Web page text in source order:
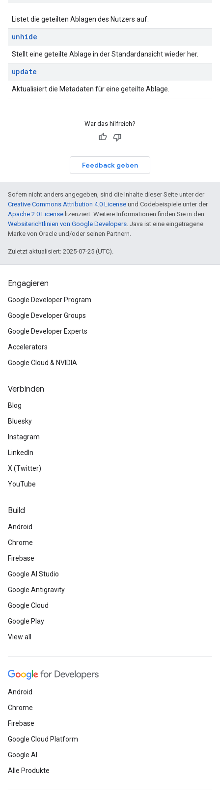
Listet die geteilten Ablagen des Nutzers auf.
unhide
Stellt eine geteilte Ablage in der Standardansicht wieder her.
update
Aktualisiert die Metadaten für eine geteilte Ablage.
War das hilfreich?
Feedback geben
Sofern nicht anders angegeben, sind die Inhalte dieser Seite unter der
Creative Commons Attribution 4.0 License und Codebeispiele unter der
Apache 2.0 License lizenziert. Weitere Informationen finden Sie in den
Websiterichtlinien von Google Developers. Java ist eine eingetragene
Marke von Oracle und/oder seinen Partnern.
Zuletzt aktualisiert: 2025-07-25 (UTC).
Engagieren
Google Developer Program
Google Developer Groups
Google Developer Experts
Accelerators
Google Cloud & NVIDIA
Verbinden
Blog
Bluesky
Instagram
LinkedIn
X (Twitter)
YouTube
Build
Android
Chrome
Firebase
Google AI Studio
Google Antigravity
Google Cloud
Google Play
View all
Android
Chrome
Firebase
Google Cloud Platform
Google AI
Alle Produkte